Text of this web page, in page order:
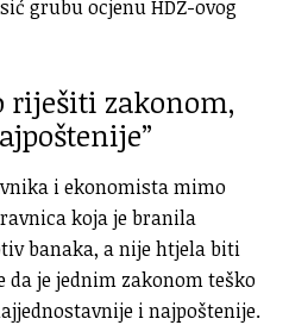
grubu ocjenu HDZ-ovog
riješiti zakonom,
i ekonomista mimo
koja je branila
banaka, a nije htjela biti
da je jednim zakonom teško
i najpoštenije.